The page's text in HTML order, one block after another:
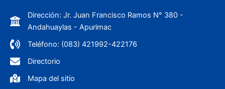
Dirección: Jr. Juan Francisco Ramos N° 380 -
Andahuaylas - Apurimac
Teléfono: (083) 421992-422176
Directorio
Mapa del sitio